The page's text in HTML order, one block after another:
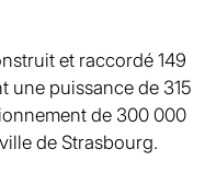
et raccordé 149
une puissance de 315
de 300 000
de Strasbourg.